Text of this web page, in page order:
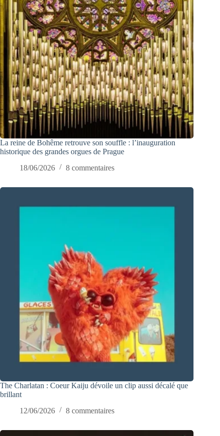
La reine de Bohême retrouve son souffle : l’inauguration
historique des grandes orgues de Prague
18/06/2026
8 commentaires
The Charlatan : Coeur Kaiju dévoile un clip aussi décalé que
brillant
12/06/2026
8 commentaires